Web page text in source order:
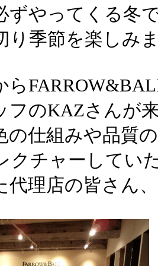
ずやってくる冬
り季節を楽しみ
ら
フのKAZさんが
の仕組みや品質
クチャーしてい
代理店の皆さん